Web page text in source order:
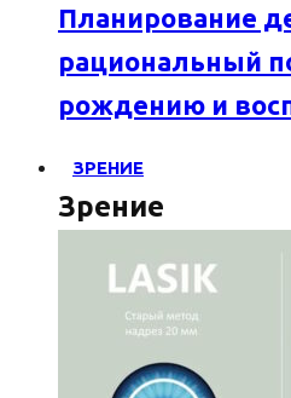
Планирование
рациональный
рождению и
ЗРЕНИЕ
Зрение